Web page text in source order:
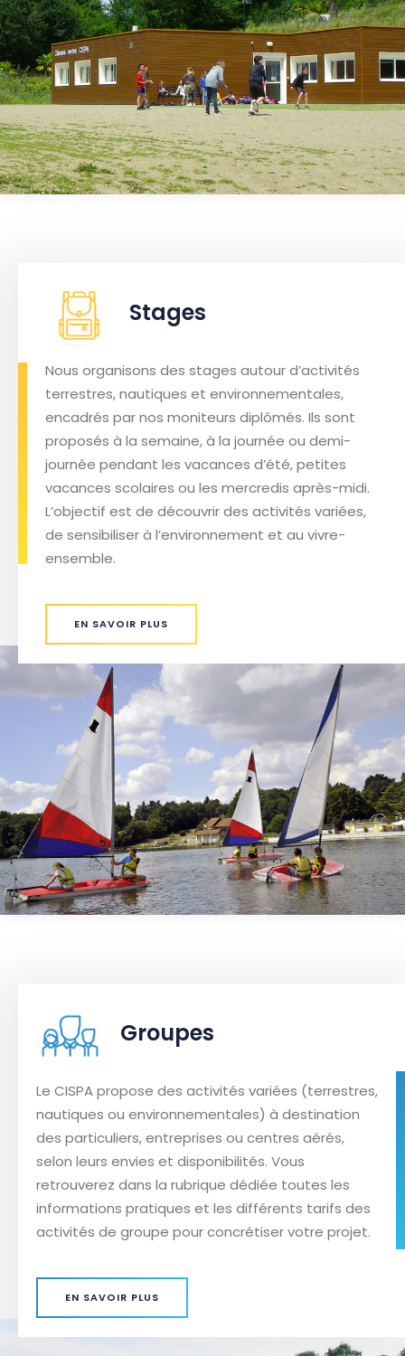
Stages
Nous organisons des stages autour d’activités
terrestres, nautiques et environnementales,
encadrés par nos moniteurs diplômés. Ils sont
proposés à la semaine, à la journée ou demi-
journée pendant les vacances d’été, petites
vacances scolaires ou les mercredis après-midi.
L’objectif est de découvrir des activités variées,
de sensibiliser à l’environnement et au vivre-
ensemble.
EN SAVOIR PLUS
Groupes
Le CISPA propose des activités variées (terrestres,
nautiques ou environnementales) à destination
des particuliers, entreprises ou centres aérés,
selon leurs envies et disponibilités. Vous
retrouverez dans la rubrique dédiée toutes les
informations pratiques et les différents tarifs des
activités de groupe pour concrétiser votre projet.
EN SAVOIR PLUS